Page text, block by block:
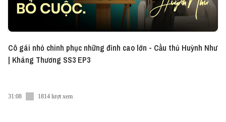
Cô gái nhỏ chinh phục những đỉnh cao lớn - Cầu thủ Huỳnh Như
| Kháng Thương SS3 EP3
31:08 1814 lượt xem